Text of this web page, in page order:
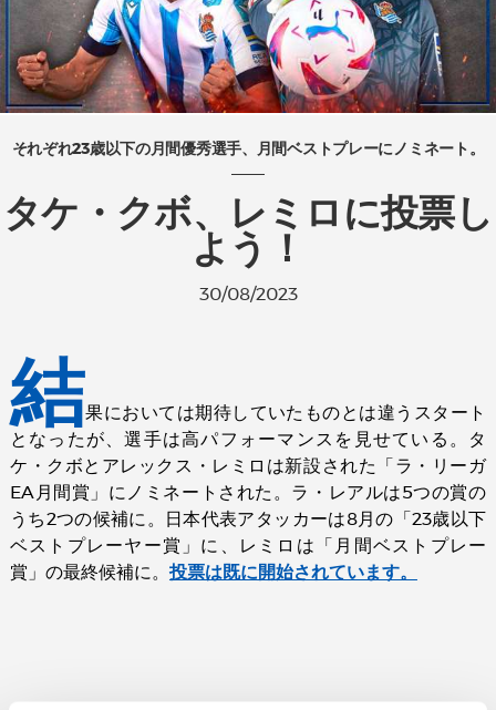
それぞれ23歳以下の月間優秀選手、月間ベストプレーにノミネート。
タケ・クボ、レミロに投票し
よう！
30/08/2023
結果においては期待していたものとは違うスタート
となったが、選手は高パフォーマンスを見せている。タ
ケ・クボとアレックス・レミロは新設された「ラ・リーガ
EA月間賞」にノミネートされた。ラ・レアルは5つの賞の
うち2つの候補に。日本代表アタッカーは8月の「23歳以下
ベストプレーヤー賞」に、レミロは「月間ベストプレー
賞」の最終候補に。 投票は既に開始されています。